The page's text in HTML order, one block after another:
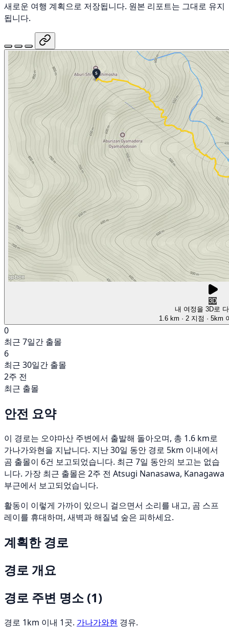
새로운 여행 계획으로 저장됩니다. 원본 리포트는 그대로 유지
됩니다.
3D
내 여정을 3D로
1.6 km · 2 지점 · 5km
0
최근 7일간 출몰
6
최근 30일간 출몰
2주 전
최근 출몰
안전 요약
이 경로는 오야마산 주변에서 출발해 돌아오며, 총 1.6 km로
가나가와현을 지납니다. 지난 30일 동안 경로 5km 이내에서
곰 출몰이 6건 보고되었습니다. 최근 7일 동안의 보고는 없습
니다. 가장 최근 출몰은 2주 전 Atsugi Nanasawa, Kanagawa
부근에서 보고되었습니다.
활동이 이렇게 가까이 있으니 걸으면서 소리를 내고, 곰 스프
레이를 휴대하며, 새벽과 해질녘 숲은 피하세요.
계획한 경로
경로 개요
경로 주변 명소 (1)
경로 1km 이내 1곳. 가나가와현 경유.